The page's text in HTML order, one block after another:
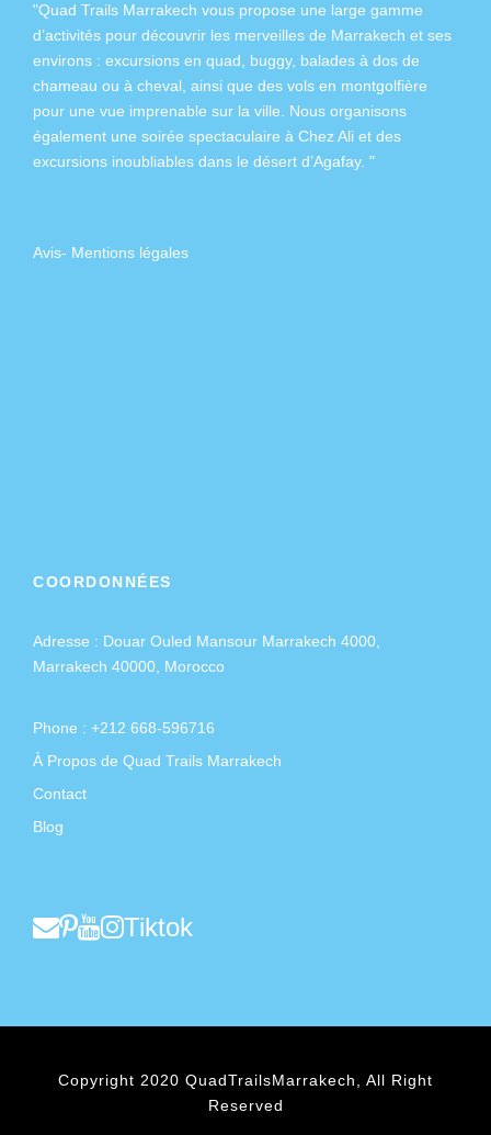
"Quad Trails Marrakech vous propose une large gamme
d’activités pour découvrir les merveilles de Marrakech et ses
environs : excursions en quad buggy, balades à dos de
chameau ou à cheval , ainsi que des vols en montgolfière
pour une vue imprenable sur la ville. Nous organisons
également une soirée spectaculaire à Chez Ali et des
excursions inoubliables dans le désert d’Agafay. "
Avis- Mentions légales
COORDONNÉES
Adresse : Douar Ouled Mansour Marrakech 4000,
Marrakech 40000, Morocco
Phone : +212 668-596716
À Propos de Quad Trails Marrakech
Contact
Blog
Tiktok
Copyright 2020 QuadTrailsMarrakech, All Right
Reserved